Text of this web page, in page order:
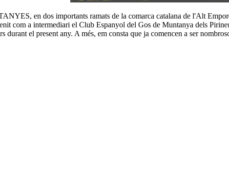
en dos importants ramats de la comarca catalana de l'Alt
com a intermediari el Club Espanyol del Gos de Muntanya dels
durant el present any. A més, em consta que ja comencen a ser